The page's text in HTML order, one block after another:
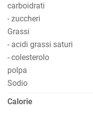
carboidrati
- zuccheri
Grassi
- acidi grassi saturi
- colesterolo
polpa
Sodio
Calorie